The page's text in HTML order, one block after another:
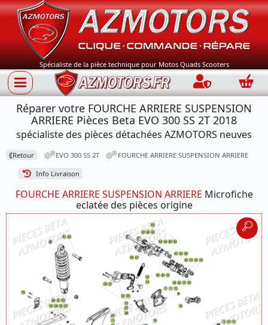
Spécialiste de la pièce technique pour Motos Quads Scooters
Connection
Réparer votre FOURCHE ARRIERE SUSPENSION
ARRIERE Pièces Beta EVO 300 SS 2T 2018
spécialiste des pièces détachées AZMOTORS neuves
⟪Retour EVO 300 SS 2T FOURCHE ARRIERE SUSPENSION ARRIERE
Info Livraison
FOURCHE ARRIERE SUSPENSION ARRIERE Microfiche
eclatée des pièces origine